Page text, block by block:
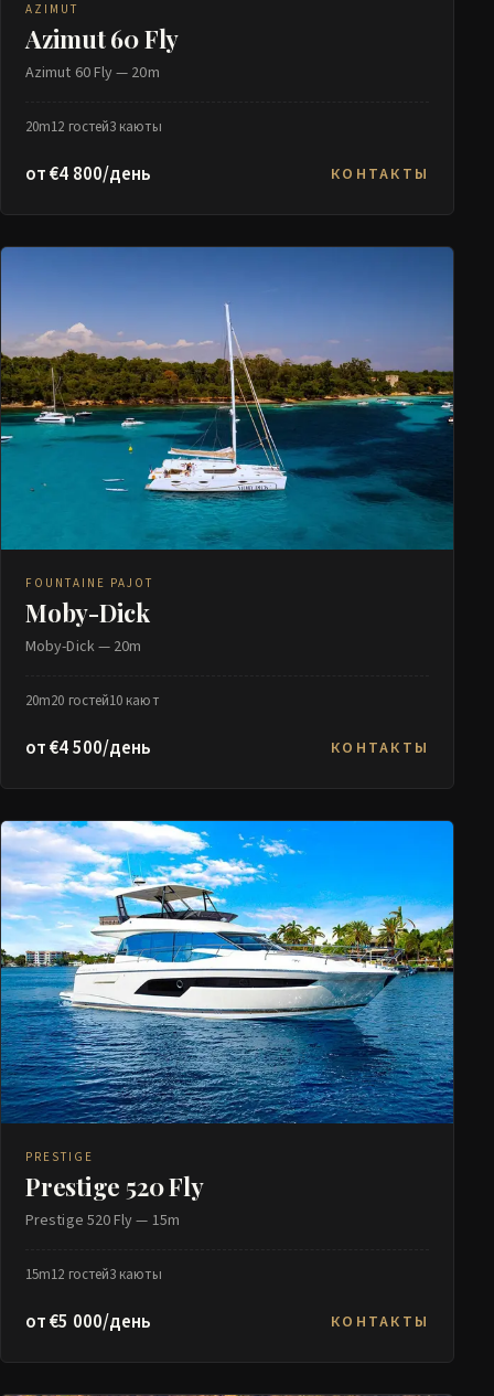
AZIMUT
Azimut 60 Fly
Azimut 60 Fly — 20m
20m12 гостей3 каюты
от €4 800/день КОНТАКТЫ
FOUNTAINE PAJOT
Moby-Dick
Moby-Dick — 20m
20m20 гостей10 кают
от €4 500/день КОНТАКТЫ
PRESTIGE
Prestige 520 Fly
Prestige 520 Fly — 15m
15m12 гостей3 каюты
от €5 000/день КОНТАКТЫ